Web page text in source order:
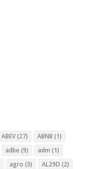
ABEV(27) ABNB (1)
adbe (9) adm (1)
agro (3) AL29D (2)